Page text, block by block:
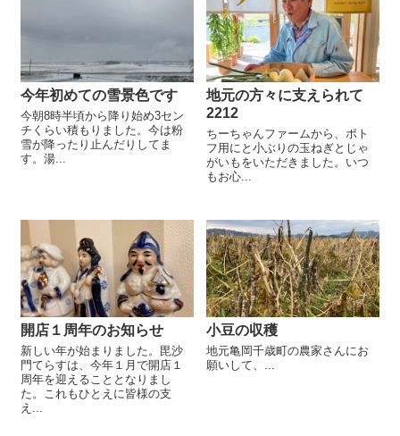
今年初めての雪景色です
今朝8時半頃から降り始め3セン
チくらい積もりました。今は粉
雪が降ったり止んだりしてま
す。湯...
地元の方々に支えられて
2212
ちーちゃんファームから、ポト
フ用にと小ぶりの玉ねぎとじゃ
がいもをいただきました。いつ
もお心...
開店１周年のお知らせ
新しい年が始まりました。毘沙
門てらすは、今年１月で開店１
周年を迎えることとなりまし
た。これもひとえに皆様の支
え...
小豆の収穫
地元亀岡千歳町の農家さんにお
願いして、...